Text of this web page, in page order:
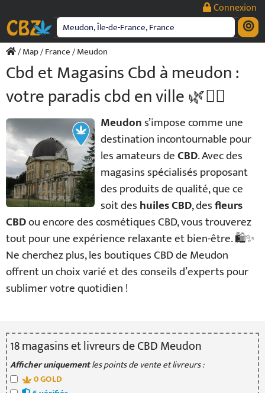
contenu
Connexion
/Map/France/ Meudon
Cbd et Magasins Cbd à meudon :
votre paradis cbd en ville 🌿💆‍♂️
Meudons’impose comme une
destination incontournable pour
les amateurs deCBD. Avec des
magasins spécialisés proposant
des produits de qualité, que ce
soit deshuiles CBD, desfleurs
CBDou encore des cosmétiques CBD, vous trouverez
tout pour une expérience relaxante et bien-être. 🛍️✨
Ne cherchez plus, les boutiques CBD de Meudon
offrent un choix varié et des conseils d’experts pour
sublimer votre quotidien !
18magasinset livreursde CBD Meudon
Afficher uniquementles points de vente et livreurs :
0GOLD